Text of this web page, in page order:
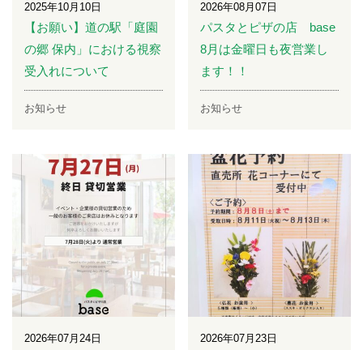
2025年10月10日
【お願い】道の駅「庭園
の郷 保内」における視察
受入れについて
お知らせ
2026年08月07日
パスタとピザの店 base
8月は金曜日も夜営業し
ます！！
お知らせ
2026年07月24日 2026年07月23日